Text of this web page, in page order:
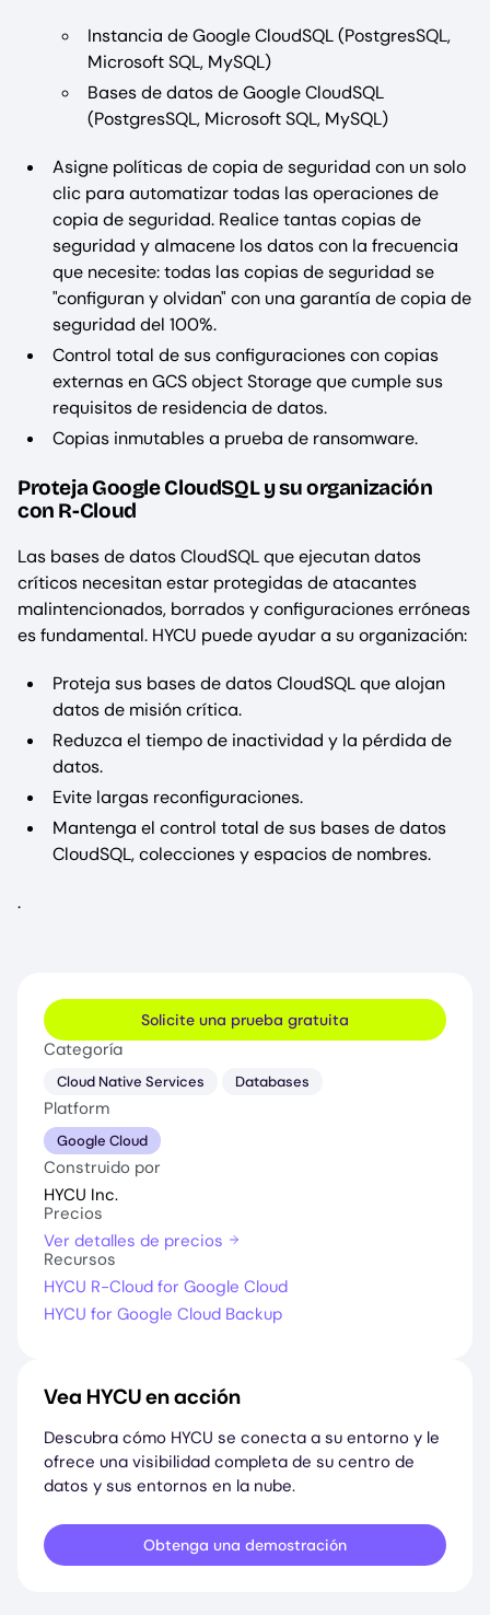
Instancia de Google CloudSQL (PostgresSQL,
Microsoft SQL, MySQL)
Bases de datos de Google CloudSQL
(PostgresSQL, Microsoft SQL, MySQL)
Asigne políticas de copia de seguridad con un solo
clic para automatizar todas las operaciones de
copia de seguridad. Realice tantas copias de
seguridad y almacene los datos con la frecuencia
que necesite: todas las copias de seguridad se
"configuran y olvidan" con una garantía de copia de
seguridad del 100%.
Control total de sus configuraciones con copias
externas en GCS object Storage que cumple sus
requisitos de residencia de datos.
Copias inmutables a prueba de ransomware.
Proteja Google CloudSQL y su organización
con R-Cloud
Las bases de datos CloudSQL que ejecutan datos
críticos necesitan estar protegidas de atacantes
malintencionados, borrados y configuraciones erróneas
es fundamental. HYCU puede ayudar a su organización:
Proteja sus bases de datos CloudSQL que alojan
datos de misión crítica.
Reduzca el tiempo de inactividad y la pérdida de
datos.
Evite largas reconfiguraciones.
Mantenga el control total de sus bases de datos
CloudSQL, colecciones y espacios de nombres.
.
Solicite una prueba gratuita
Categoría
Cloud Native Services Databases
Platform
Google Cloud
Construido por
HYCU Inc.
Precios
Ver detalles de precios
Recursos
HYCU R-Cloud for Google Cloud
HYCU for Google Cloud Backup
Vea HYCU en acción
Descubra cómo HYCU se conecta a su entorno y le
ofrece una visibilidad completa de su centro de
datos y sus entornos en la nube.
Obtenga una demostración